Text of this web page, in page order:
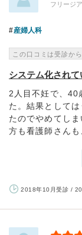
フリージ
産婦人科
この口コミは受診か
システム化され
2人目不妊で、40
た。結果として
たのでやめてし
方も看護師さんも
2018年10月受診 /